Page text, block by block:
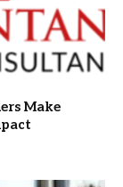
Make